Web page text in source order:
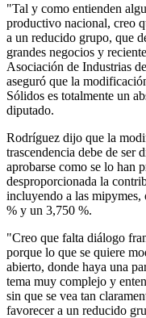
"Tal y como entienden
productivo nacional, creo
a un reducido grupo, que
grandes negocios y
Asociación de Industrias
aseguró que la
Sólidos es totalmente un
diputado.
Rodríguez dijo que la
trascendencia debe de ser
aprobarse como se lo han
desproporcionada la
incluyendo a las mipymes,
% y un 3,750 %.
"Creo que falta diálogo
porque lo que se quiere
abierto, donde haya una
tema muy complejo y
sin que se vea tan
favorecer a un reducido